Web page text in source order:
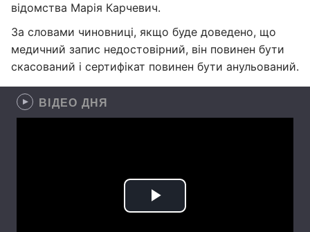
відомства Марія Карчевич.
За словами чиновниці, якщо буде доведено, що
медичний запис недостовірний, він повинен бути
скасований і сертифікат повинен бути анульований.
ВІДЕО ДНЯ